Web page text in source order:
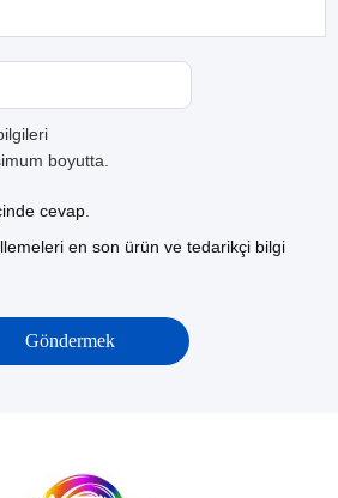
boyutta.
cevap.
en son ürün ve tedarikçi bilgi